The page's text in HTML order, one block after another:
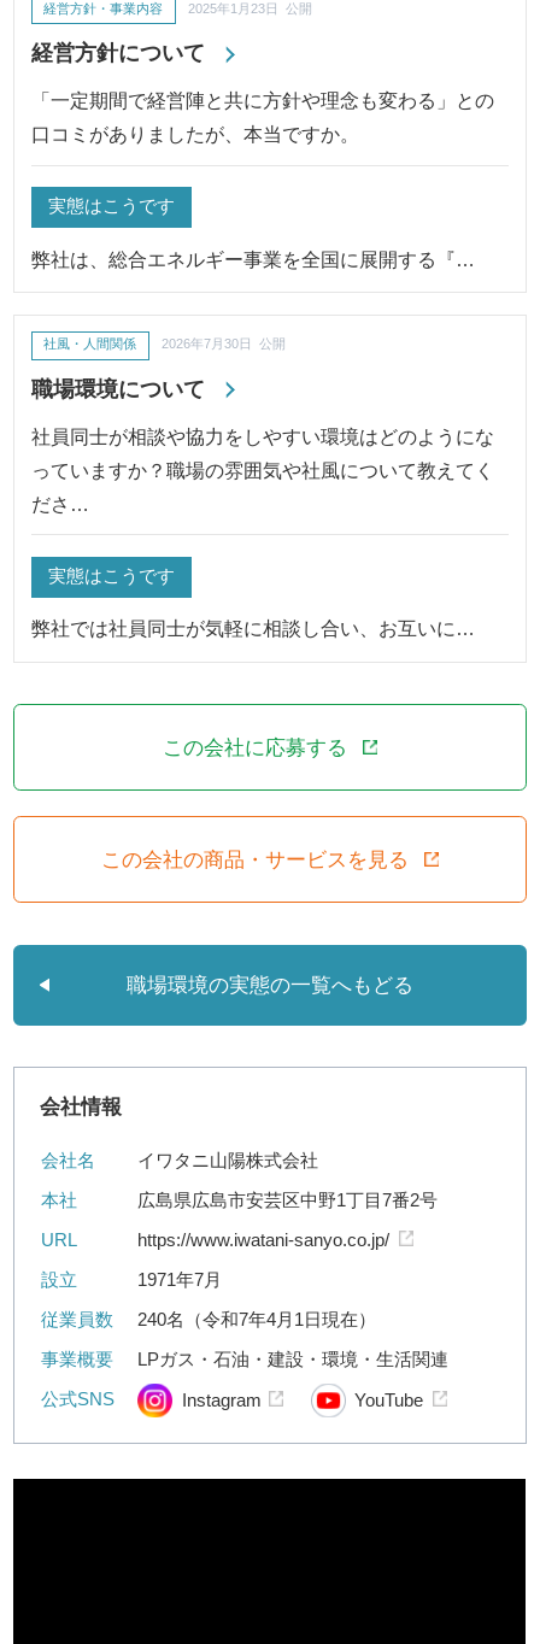
経営方針について
経営方針・事業内容 2025年1月23日 公開
「一定期間で経営陣と共に方針や理念も変わる」との
口コミがありましたが、本当ですか。
実態はこうです
弊社は、総合エネルギー事業を全国に展開する『…
職場環境について
社風・人間関係 2026年7月30日 公開
社員同士が相談や協力をしやすい環境はどのようにな
っていますか？職場の雰囲気や社風について教えてく
ださ…
実態はこうです
弊社では社員同士が気軽に相談し合い、お互いに…
この会社に応募する
この会社の商品・サービスを見る
職場環境の実態の一覧へもどる
会社情報
会社名
イワタニ山陽株式会社
本社
広島県広島市安芸区中野1丁目7番2号
URL
https://www.iwatani-sanyo.co.jp/
設立
1971年7月
従業員数
240名（令和7年4月1日現在）
事業概要
LPガス・石油・建設・環境・生活関連
公式SNS
Instagram YouTube